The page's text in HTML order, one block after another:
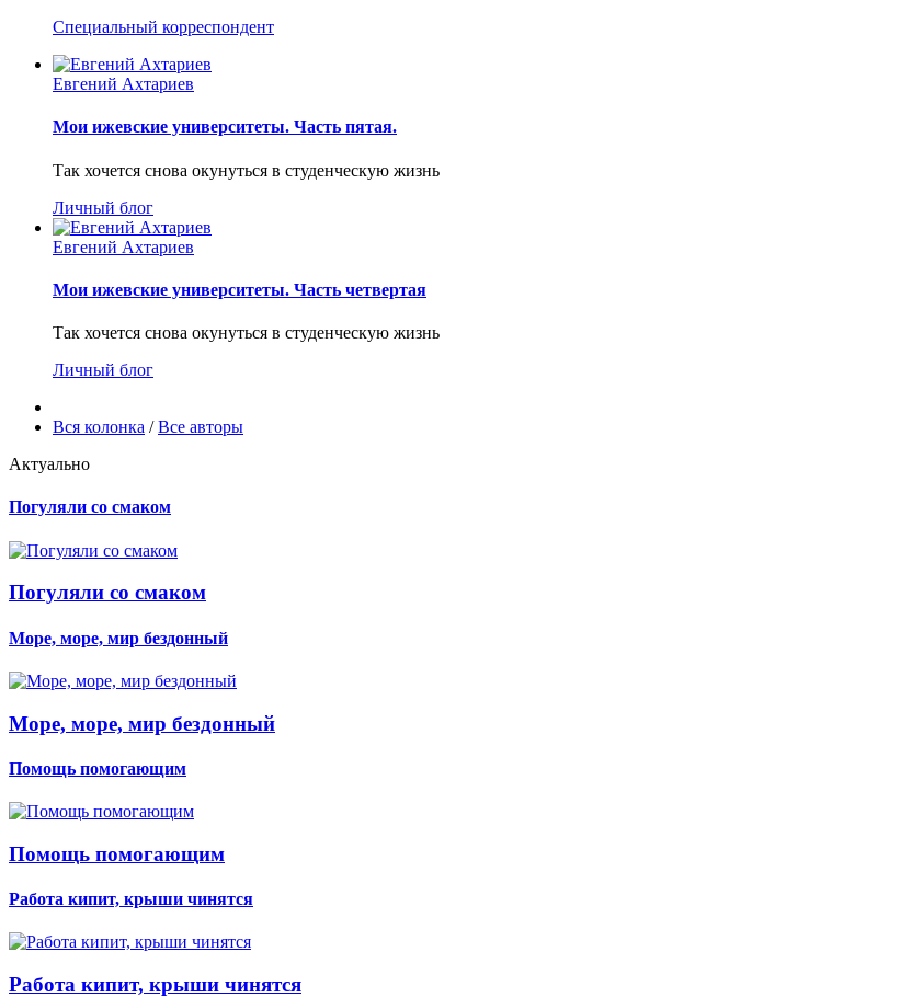
Специальный корреспондент
Евгений Ахтариев
Мои ижевские университеты. Часть пятая.
Так хочется снова окунуться в студенческую жизнь
Личный блог
Евгений Ахтариев
Мои ижевские университеты. Часть четвертая
Так хочется снова окунуться в студенческую жизнь
Личный блог
Вся колонка /Все авторы
Актуально
Погуляли со смаком
Погуляли со смаком
Море, море, мир бездонный
Море, море, мир бездонный
Помощь помогающим
Помощь помогающим
Работа кипит, крыши чинятся
Работа кипит, крыши чинятся